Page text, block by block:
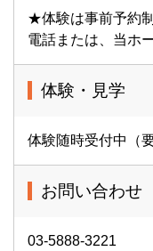
★体験は事前予約
電話または、当ホ
体験・見学
体験随時受付中（
お問い合わせ
03-5888-3221